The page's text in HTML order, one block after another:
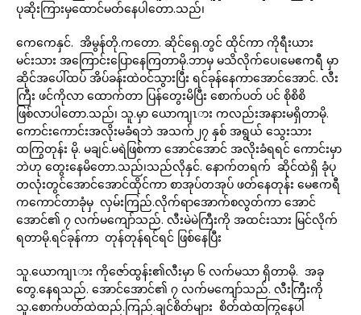
ပုဆိုးကြားမှထောင်မတ်နေပါတော.သည်၊
ကေကေနှင်. အိမွန်တို.ကတော. ဆိုင်ရှေ.တွင် ထိုင်ကာ ကိုရီးယား
မင်းသား အကြောင်းပြောနေကြတာမို.ဘာမှ မသိလိုက်ပေ၊မေဧကရီ မှာ
ဆိုင်အပေါ်ထပ် အိပ်ခန်းထဲဝင်သွားပြီး ရင်ခုန်နေကာအောင်အောင်. လီး
ကြီး ဖင်ကိုလာ ထောက်တာ ပြန်တွေးမိပြီး စောက်ပတ် ပင် စိုစိစိ
ဖြစ်လာပါတော.သည်၊ သူ.မှာ ယောကျၤား ကလည်းအနားမရှိတာမို.
ကောင်းကောင်းအလိုးမခံရဘဲ အသက်၂၇ နှစ် အရွယ် သွေးသား
ထကြွတုန်း မို. မချင်.မရဲဖြစ်ကာ အောင်အောင် အလိုးခံရရင် ကောင်းမှာ
ဘဲဟု တွေးနေမိတော.သည်၊သည်လိုနှင်. နောက်တရက် ဆိုင်ထဲရှိ ခုံပု
တလုံးတွင်အောင်အောင်ထိုင်ကာ စာအုပ်တအုပ် ဖတ်နေတုန်း မေဧကရီ
ကကောင်တာခုံမှ လှမ်းကြည်.လိုက်ရာအောက်စလွတ်ကာ အောင်
အောင်၏ ၇ လက်မကျော်သည်. လီးမဲမဲကြီးကို အထင်းသား မြင်လိုက်
ရတာမို.ရင်ခုန်ကာ တုန်တုန်ရင်ရင် ဖြစ်နေပြီး
သူ.ယောကျၤား ကိုဇော်ထွန်း၏လီးမှာ ၆ လက်မသာ ရှိတာမို. အခု
တွေ.နေရသည်. အောင်အောင်၏ ၇ လက်မကျော်သည်. လီးကြီးကို
သူ.စောက်ပတ်ထဲထည်.ကြည်.ချင်စိတ်များ စိတ်ထဲထကြွနေပါ